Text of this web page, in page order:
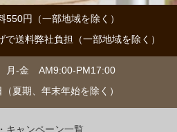
550円（一部地域を除く）
送料弊社負担（一部地域を除く）
月-金 AM9:00-PM17:00
夏期、年末年始を除く）
キャンペーン一覧